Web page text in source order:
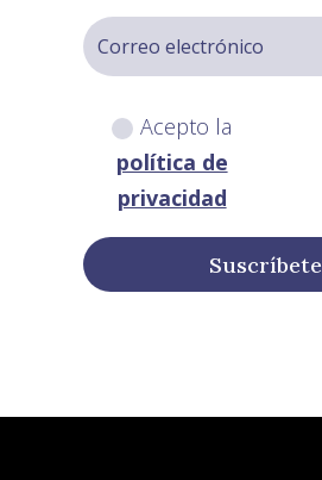
Acepto la
política de
privacidad
Suscríbete